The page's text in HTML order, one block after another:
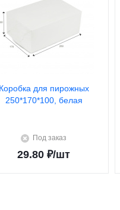
Коробка для пирожных
250*170*100, белая
Под заказ
29.80 ₽/шт